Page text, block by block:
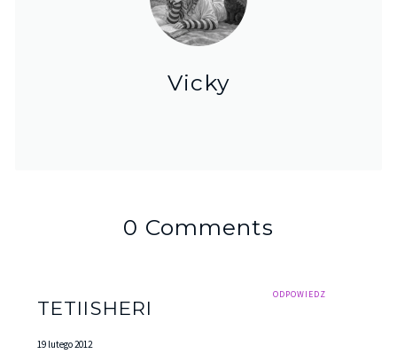
Vicky
0 Comments
ODPOWIEDZ
TETIISHERI
19 lutego 2012